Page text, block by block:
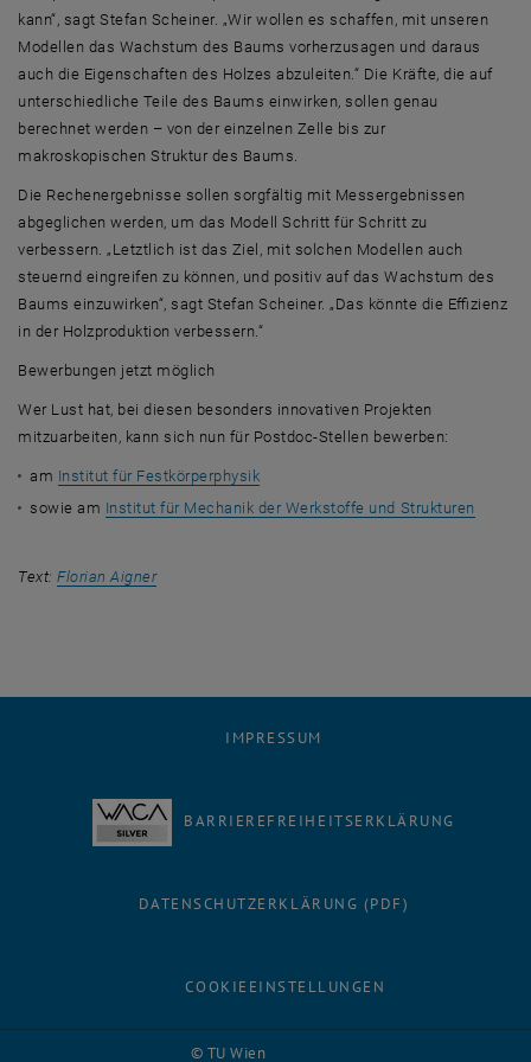
kann“, sagt Stefan Scheiner. „Wir wollen es schaffen, mit unseren
Modellen das Wachstum des Baums vorherzusagen und daraus
auch die Eigenschaften des Holzes abzuleiten.“ Die Kräfte, die auf
unterschiedliche Teile des Baums einwirken, sollen genau
berechnet werden – von der einzelnen Zelle bis zur
makroskopischen Struktur des Baums.
Die Rechenergebnisse sollen sorgfältig mit Messergebnissen
abgeglichen werden, um das Modell Schritt für Schritt zu
verbessern. „Letztlich ist das Ziel, mit solchen Modellen auch
steuernd eingreifen zu können, und positiv auf das Wachstum des
Baums einzuwirken“, sagt Stefan Scheiner. „Das könnte die Effizienz
in der Holzproduktion verbessern.“
Bewerbungen jetzt möglich
Wer Lust hat, bei diesen besonders innovativen Projekten
mitzuarbeiten, kann sich nun für Postdoc-Stellen bewerben:
am Institut für Festkörperphysik
sowie am Institut für Mechanik der Werkstoffe und Strukturen
Text:Florian Aigner
© TU Wien
IMPRESSUM
BARRIEREFREIHEITSERKLÄRUNG
DATENSCHUTZERKLÄRUNG (PDF)
COOKIEEINSTELLUNGEN